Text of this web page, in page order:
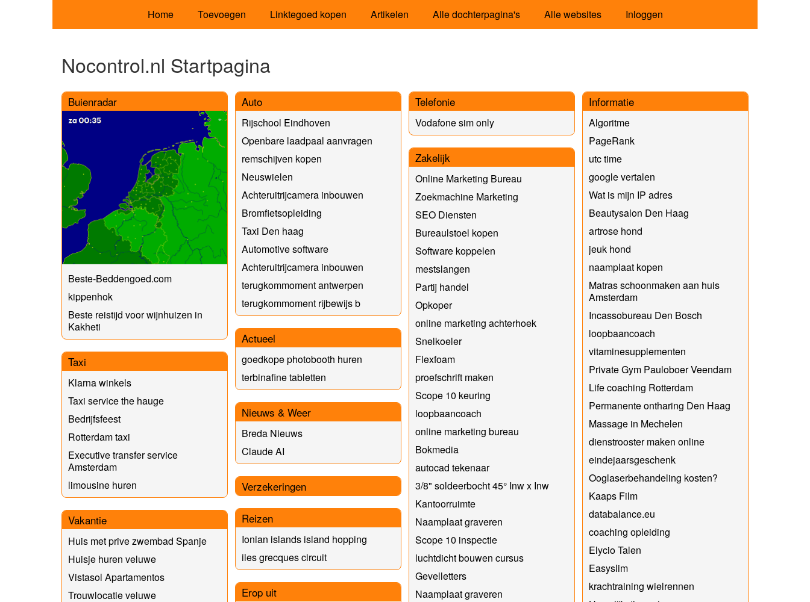
Home Toevoegen Linktegoed kopen Artikelen Alle dochterpagina's Alle websites Inloggen
Nocontrol.nl Startpagina
Buienradar
Beste-Beddengoed.com
kippenhok
Beste reistijd voor wijnhuizen in
Kakheti
Taxi
Klarna winkels
Taxi service the hauge
Bedrijfsfeest
Rotterdam taxi
Executive transfer service
Amsterdam
limousine huren
Vakantie
Huis met prive zwembad Spanje
Huisje huren veluwe
Vistasol Apartamentos
Trouwlocatie veluwe
Auto
Rijschool Eindhoven
Openbare laadpaal aanvragen
remschijven kopen
Neuswielen
Achteruitrijcamera inbouwen
Bromfietsopleiding
Taxi Den haag
Automotive software
Achteruitrijcamera inbouwen
terugkommoment antwerpen
terugkommoment rijbewijs b
Actueel
goedkope photobooth huren
terbinafine tabletten
Nieuws & Weer
Breda Nieuws
Claude AI
Verzekeringen
Reizen
Ionian islands island hopping
iles grecques circuit
Erop uit
Telefonie
Vodafone sim only
Zakelijk
Online Marketing Bureau
Zoekmachine Marketing
SEO Diensten
Bureaulstoel kopen
Software koppelen
mestslangen
Partij handel
Opkoper
online marketing achterhoek
Snelkoeler
Flexfoam
proefschrift maken
Scope 10 keuring
loopbaancoach
online marketing bureau
Bokmedia
autocad tekenaar
3/8" soldeerbocht 45° Inw x Inw
Kantoorruimte
Naamplaat graveren
Scope 10 inspectie
luchtdicht bouwen cursus
Gevelletters
Naamplaat graveren
Informatie
Algoritme
PageRank
utc time
google vertalen
Wat is mijn IP adres
Beautysalon Den Haag
artrose hond
jeuk hond
naamplaat kopen
Matras schoonmaken aan huis
Amsterdam
Incassobureau Den Bosch
loopbaancoach
vitaminesupplementen
Private Gym Pauloboer Veendam
Life coaching Rotterdam
Permanente ontharing Den Haag
Massage in Mechelen
dienstrooster maken online
eindejaarsgeschenk
Ooglaserbehandeling kosten?
Kaaps Film
databalance.eu
coaching opleiding
Elycio Talen
Easyslim
krachtraining wielrennen